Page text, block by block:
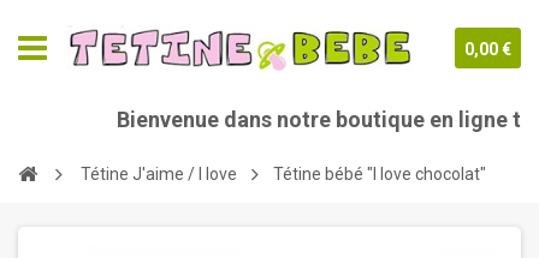
0,00 €
Bienvenue dans notre boutique en ligne
Tétine J'aime / I love Tétine bébé "I love chocolat"